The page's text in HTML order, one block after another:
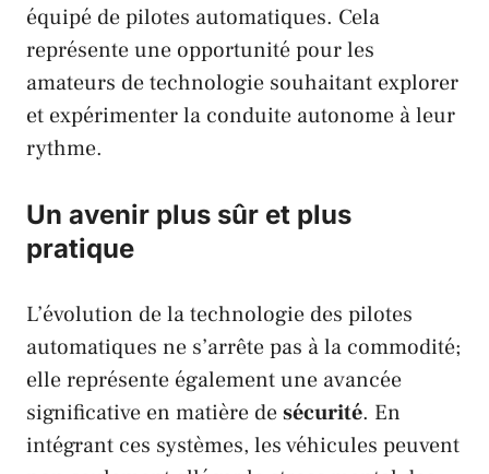
équipé de pilotes automatiques. Cela
représente une opportunité pour les
amateurs de technologie souhaitant explorer
et expérimenter la conduite autonome à leur
rythme.
Un avenir plus sûr et plus
pratique
L’évolution de la technologie des pilotes
automatiques ne s’arrête pas à la commodité;
elle représente également une avancée
significative en matière desécurité. En
intégrant ces systèmes, les véhicules peuvent